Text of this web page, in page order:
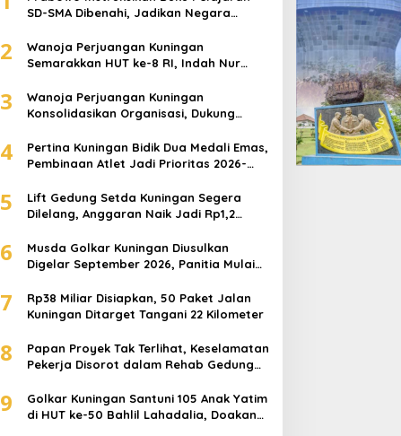
SD-SMA Dibenahi, Jadikan Negara
2
Wanoja Perjuangan Kuningan
Semarakkan HUT ke-8 RI, Indah Nur
Berdaya
3
Wanoja Perjuangan Kuningan
Konsolidasikan Organisasi, Dukung
4
Pertina Kuningan Bidik Dua Medali Emas,
Pembinaan Atlet Jadi Prioritas 2026-
5
Lift Gedung Setda Kuningan Segera
Dilelang, Anggaran Naik Jadi Rp1,2
6
Musda Golkar Kuningan Diusulkan
Digelar September 2026, Panitia Mulai
7
Rp38 Miliar Disiapkan, 50 Paket Jalan
Kuningan Ditarget Tangani 22 Kilometer
8
Papan Proyek Tak Terlihat, Keselamatan
Pekerja Disorot dalam Rehab Gedung
9
Golkar Kuningan Santuni 105 Anak Yatim
di HUT ke-50 Bahlil Lahadalia, Doakan